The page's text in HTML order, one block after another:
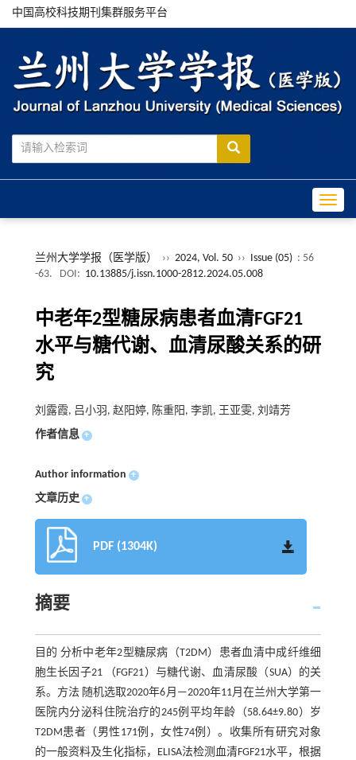
中国高校科技期刊集群服务平台
兰州大学学报（医学版） ›› 2024, Vol. 50 ›› Issue (05) : 56
-63.
DOI: 10.13885/j.issn.1000-2812.2024.05.008
中老年2型糖尿病患者血清FGF21
水平与糖代谢、血清尿酸关系的研
究
刘露霞, 吕小羽, 赵阳婷, 陈重阳, 李凯, 王亚雯, 刘靖芳
作者信息 +
Author information +
文章历史 +
PDF (1304K)
摘要
目的 分析中老年2型糖尿病（T2DM）患者血清中成纤维细
胞生长因子21 （FGF21）与糖代谢、血清尿酸（SUA）的关
系。方法 随机选取2020年6月—2020年11月在兰州大学第一
医院内分泌科住院治疗的245例平均年龄（58.64±9.80）岁
T2DM患者（男性171例，女性74例）。收集所有研究对象
的一般资料及生化指标，ELISA法检测血清FGF21水平，根据